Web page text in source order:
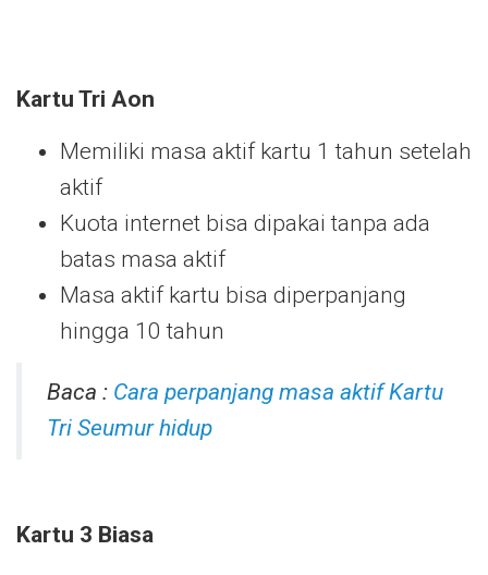
Kartu Tri Aon
Memiliki masa aktif kartu 1 tahun setelah
aktif
Kuota internet bisa dipakai tanpa ada
batas masa aktif
Masa aktif kartu bisa diperpanjang
hingga 10 tahun
Baca : Cara perpanjang masa aktif Kartu
Tri Seumur hidup
Kartu 3 Biasa